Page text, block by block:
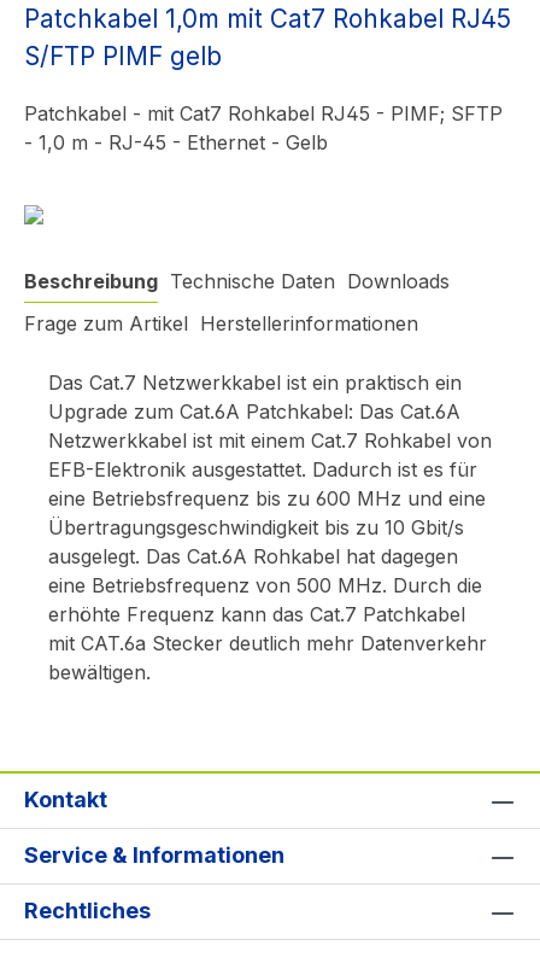
Patchkabel 1,0m mit Cat7 Rohkabel RJ45
S/FTP PIMF gelb
Patchkabel - mit Cat7 Rohkabel RJ45 - PIMF; SFTP
- 1,0 m - RJ-45 - Ethernet - Gelb
Beschreibung Technische Daten Downloads
Frage zum Artikel Herstellerinformationen
Das Cat.7 Netzwerkkabel ist ein praktisch ein
Upgrade zum Cat.6A Patchkabel: Das Cat.6A
Netzwerkkabel ist mit einem Cat.7 Rohkabel von
EFB-Elektronik ausgestattet. Dadurch ist es für
eine Betriebsfrequenz bis zu 600 MHz und eine
Übertragungsgeschwindigkeit bis zu 10 Gbit/s
ausgelegt. Das Cat.6A Rohkabel hat dagegen
eine Betriebsfrequenz von 500 MHz. Durch die
erhöhte Frequenz kann das Cat.7 Patchkabel
mit CAT.6a Stecker deutlich mehr Datenverkehr
bewältigen.
Kontakt
Service & Informationen
Rechtliches